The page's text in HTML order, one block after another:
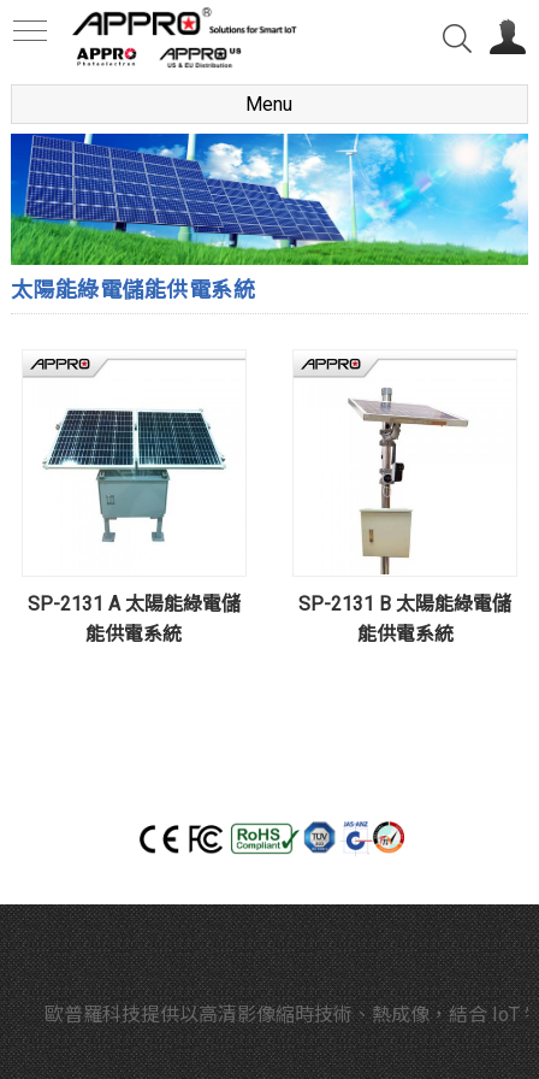
Menu
太陽能綠電儲能供電系統
SP-2131 A 太陽能綠電儲
能供電系統
SP-2131 B 太陽能綠電儲
能供電系統
歐普羅科技提供以高清影像縮時技術、熱成像，結合 IoT